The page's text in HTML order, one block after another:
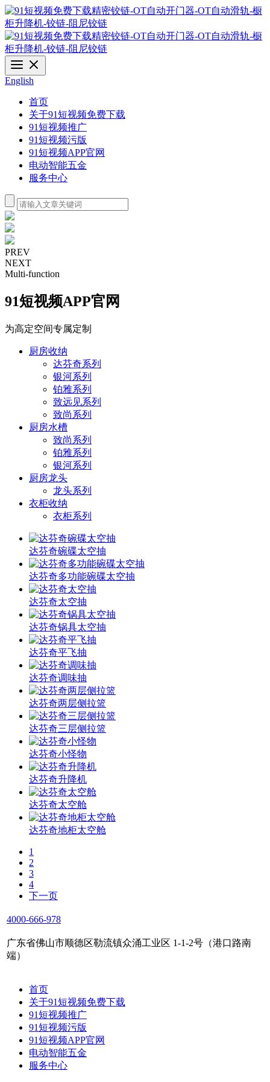
English
首页
关于91短视频免费下载
91短视频推广
91短视频污版
91短视频APP官网
电动智能五金
服务中心
PREV
NEXT
Multi-function
91短视频APP官网
为高定空间专属定制
厨房收纳
达芬奇系列
银河系列
铂雅系列
致远见系列
致尚系列
厨房水槽
致尚系列
铂雅系列
银河系列
厨房龙头
龙头系列
衣柜收纳
衣柜系列
达芬奇碗碟太空抽
达芬奇多功能碗碟太空抽
达芬奇太空抽
达芬奇锅具太空抽
达芬奇平飞抽
达芬奇调味抽
达芬奇两层侧拉篮
达芬奇三层侧拉篮
达芬奇小怪物
达芬奇升降机
达芬奇太空舱
达芬奇地柜太空舱
1
2
3
4
下一页
4000-666-978
广东省佛山市顺德区勒流镇众涌工业区 1-1-2号（港口路南
端）
首页
关于91短视频免费下载
91短视频推广
91短视频污版
91短视频APP官网
电动智能五金
服务中心